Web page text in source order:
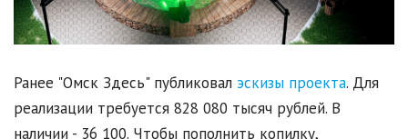
Ранее "Омск Здесь" публиковал эскизы проекта. Для
реализации требуется 828 080 тысяч рублей. В
наличии - 36 100. Чтобы пополнить копилку,